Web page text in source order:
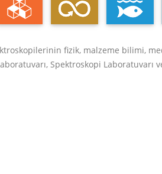
fizik, malzeme bilimi,
Spektroskopi